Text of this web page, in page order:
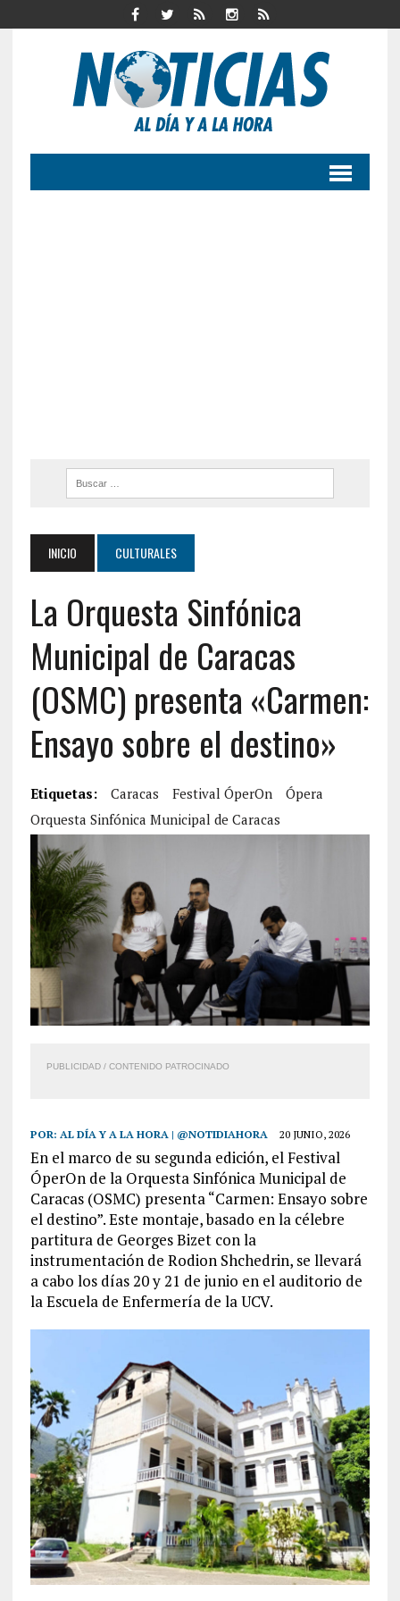
INICIO CULTURALES
La Orquesta Sinfónica
Municipal de Caracas
(OSMC) presenta «Carmen:
Ensayo sobre el destino»
Etiquetas: Caracas Festival ÓperOn
Ópera
Orquesta Sinfónica Municipal de Caracas
PUBLICIDAD / CONTENIDO PATROCINADO
POR: AL DÍA Y A LA HORA | @NOTIDIAHORA 20 JUNIO, 2026
En el marco de su segunda edición, elFestival
ÓperOnde la Orquesta Sinfónica Municipal de
Caracas (OSMC) presenta“Carmen: Ensayo sobre
el destino”.Este montaje, basado en la célebre
partitura de Georges Bizet con la
instrumentación de Rodion Shchedrin, se llevará
a cabo los días20 y 21 de junio en el auditorio de
la Escuela de Enfermería de la UCV.